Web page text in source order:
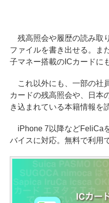
残高照会や履歴の読み取
ファイルを書き出せる。ま
子マネー搭載のICカードに
これ以外にも、一部の社
カードの残高照会や、日本
き込まれている本籍情報を
iPhone 7以降などFeliCa
バイスに対応。無料で利用